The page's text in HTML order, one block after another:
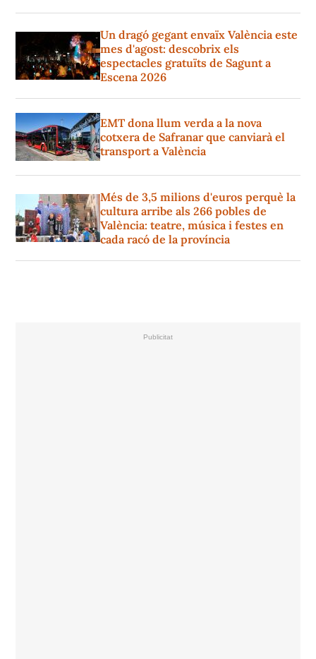
Un dragó gegant envaïx València este
mes d'agost: descobrix els
espectacles gratuïts de Sagunt a
Escena 2026
EMT dona llum verda a la nova
cotxera de Safranar que canviarà el
transport a València
Més de 3,5 milions d'euros perquè la
cultura arribe als 266 pobles de
València: teatre, música i festes en
cada racó de la província